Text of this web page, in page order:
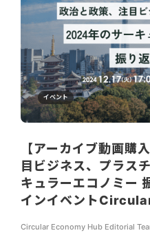
イベント
【アーカイブ動画購
目ビジネス、プラ
キュラーエコノミー
インイベント
Circular Economy Hub Editorial